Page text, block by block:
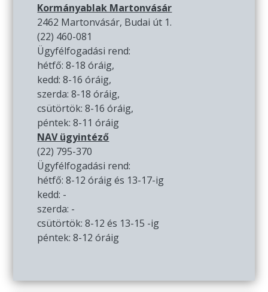
Kormányablak Martonvásár
2462 Martonvásár, Budai út 1.
(22) 460-081
Ügyfélfogadási rend:
hétfő: 8-18 óráig,
kedd: 8-16 óráig,
szerda: 8-18 óráig,
csütörtök: 8-16 óráig,
péntek: 8-11 óráig
NAV ügyintéző
(22) 795-370
Ügyfélfogadási rend:
hétfő: 8-12 óráig és 13-17-ig
kedd: -
szerda: -
csütörtök: 8-12 és 13-15 -ig
péntek: 8-12 óráig